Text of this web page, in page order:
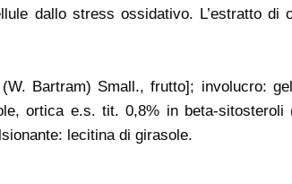
dallo stress ossidativo. L’estratto di
Bartram) Small., frutto]; involucro:
ortica e.s. tit. 0,8% in beta-
lecitina di girasole.